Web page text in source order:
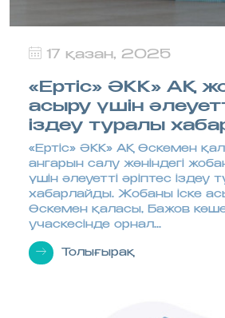
17 қазан, 2025
«Ертіс» ӘКК» АҚ
асыру үшін
іздеу туралы
«Ертіс» ӘКК» АҚ Өскемен
ангарын салу жөніндегі
үшін әлеуетті әріптес іздеу
хабарлайды. Жобаны іске
Өскемен қаласы, Бажов
учаскесінде орнал...
Толығырақ